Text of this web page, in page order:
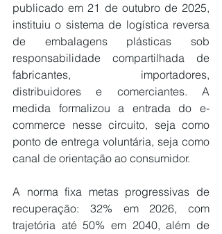
publicado em 21 de outubro de 2025,
instituiu o sistema de logística reversa
de embalagens plásticas sob
responsabilidade compartilhada de
fabricantes, importadores,
distribuidores e comerciantes. A
medida formalizou a entrada do e-
commerce nesse circuito, seja como
ponto de entrega voluntária, seja como
canal de orientação ao consumidor.
A norma fixa metas progressivas de
recuperação: 32% em 2026, com
trajetória até 50% em 2040, além de